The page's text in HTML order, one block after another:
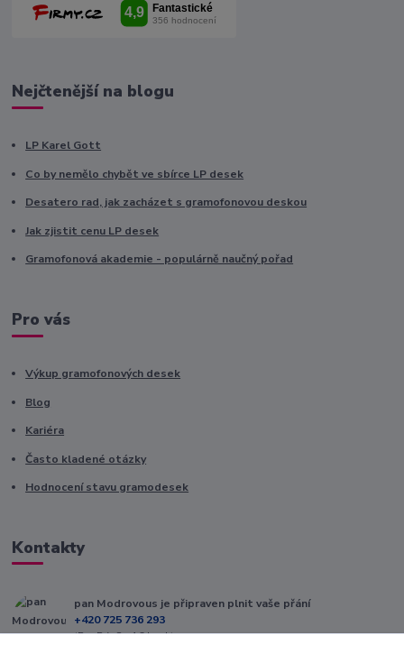
Nejčtenější na blogu
LP Karel Gott
Co by nemělo chybět ve sbírce LP desek
Desatero rad, jak zacházet s gramofonovou deskou
Jak zjistit cenu LP desek
Gramofonová akademie - populárně naučný pořad
Pro vás
Výkup gramofonových desek
Blog
Kariéra
Často kladené otázky
Hodnocení stavu gramodesek
Kontakty
pan Modrovous je připraven plnit vaše přání
+420 725 736 293
(Po-Pá, 8 - 16 hod.)